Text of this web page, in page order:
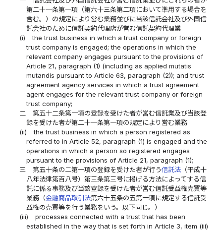
第二十一条第一項（第六十三条第二項において準用する場合を
含む。）の規定により営む業務並びに当該信託会社及び外国信
託会社のために信託契約代理店が営む信託契約代理業
(i)
the trust business in which a trust company or foreign
trust company is engaged; the operations in which the
relevant company engages pursuant to the provisions of
Article 21, paragraph (1) (including as applied mutatis
mutandis pursuant to Article 63, paragraph (2)); and trust
agreement agency services in which a trust agreement
agent engages for the relevant trust company or foreign
trust company;
二
第五十二条第一項の登録を受けた者が営む信託業及び当該登
録を受けた者が第二十一条第一項の規定により営む業務
(ii)
the trust business in which a person registered as
referred to in Article 52, paragraph (1) is engaged and the
operations in which a person so registered engages
pursuant to the provisions of Article 21, paragraph (1);
三
第五十条の二第一項の登録を受けた者が行う信託法（平成十
八年法律第百八号）第三条第三号に掲げる方法によってする信
託に係る事務及び当該登録を受けた者が営む信託受益権売買等
業務（金融商品取引法第六十五条の五第一項に規定する信託受
益権の売買等を行う業務をいう。以下同じ。）
(iii)
processes connected with a trust that has been
established in the way that is set forth in Article 3, item (iii)